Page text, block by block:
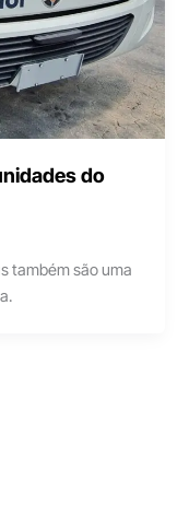
do
também são uma